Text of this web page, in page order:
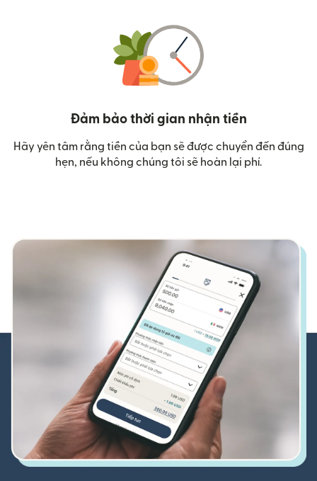
Đảm bảo thời gian nhận tiền
Hãy yên tâm rằng tiền của bạn sẽ được chuyển đến đúng
hẹn, nếu không chúng tôi sẽ hoàn lại phí.